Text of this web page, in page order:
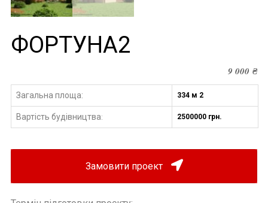
ФОРТУНА2
9 000₴
Загальна площа: 334 м 2
Вартість будівництва: 2500000 грн.
Замовити проект